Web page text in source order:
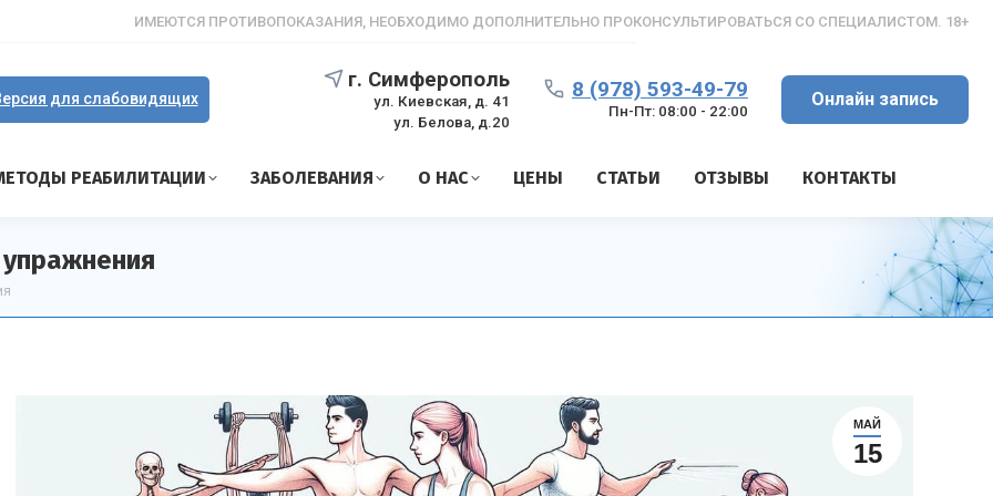
ИМЕЮТСЯ ПРОТИВОПОКАЗАНИЯ, НЕОБХОДИМО ДОПОЛНИТЕЛЬНО ПРОКОНСУЛЬТИРОВАТЬСЯ СО СПЕЦИАЛИСТОМ. 18+
для слабовидящих
г. Симферополь
ул. Киевская, д. 41
ул. Белова, д.20
8 (978) 593-49-79
Пн-Пт: 08:00 - 22:00
Онлайн запись
РЕАБИЛИТАЦИИ ЗАБОЛЕВАНИЯ О НАС ЦЕНЫ СТАТЬИ ОТЗЫВЫ КОНТАКТЫ
МАЙ
15